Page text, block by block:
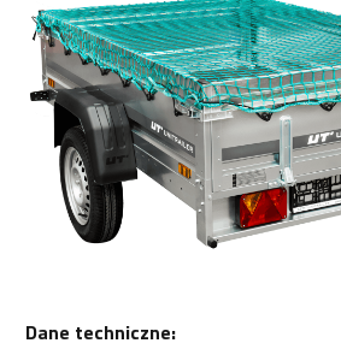
Dane techniczne: